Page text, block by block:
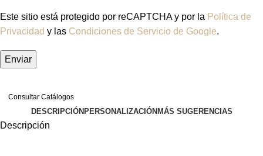
Este sitio está protegido por reCAPTCHA y por la Política de
Privacidad y las Condiciones de Servicio de Google.
Consultar Catálogos
DESCRIPCIÓN PERSONALIZACIÓN MÁS SUGERENCIAS
Descripción